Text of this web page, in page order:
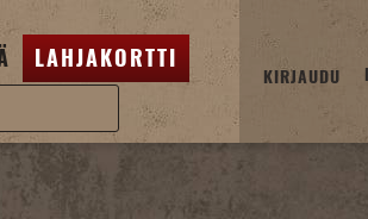
LAHJAKORTTI
KIRJAUDU